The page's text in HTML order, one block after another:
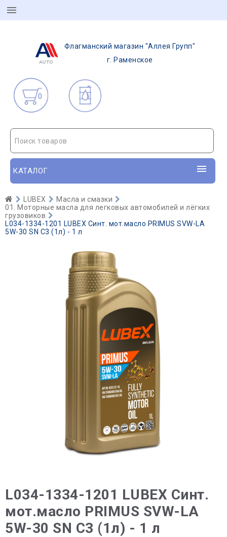
Флагманский магазин "Аллея Групп"
г. Раменское
0
Поиск товаров
КАТАЛОГ
LUBEX
Масла и смазки
01. Моторные масла для легковых автомобилей и лёгких
грузовиков
L034-1334-1201 LUBEX Синт. мот.масло PRIMUS SVW-LA
5W-30 SN C3 (1л) - 1 л
L034-1334-1201 LUBEX Синт.
мот.масло PRIMUS SVW-LA
5W-30 SN C3 (1л) - 1 л